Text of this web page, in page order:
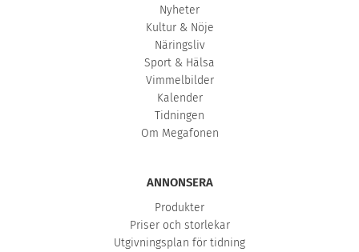
Nyheter
Kultur & Nöje
Näringsliv
Sport & Hälsa
Vimmelbilder
Kalender
Tidningen
Om Megafonen
ANNONSERA
Produkter
Priser och storlekar
Utgivningsplan för tidning